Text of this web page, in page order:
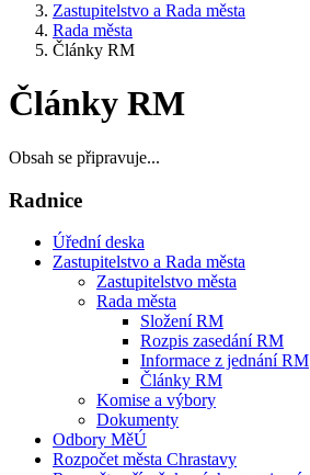
Zastupitelstvo a Rada města
Rada města
Články RM
Články RM
Obsah se připravuje...
Radnice
Úřední deska
Zastupitelstvo a Rada města
Zastupitelstvo města
Rada města
Složení RM
Rozpis zasedání RM
Informace z jednání RM
Články RM
Komise a výbory
Dokumenty
Odbory MěÚ
Rozpočet města Chrastavy